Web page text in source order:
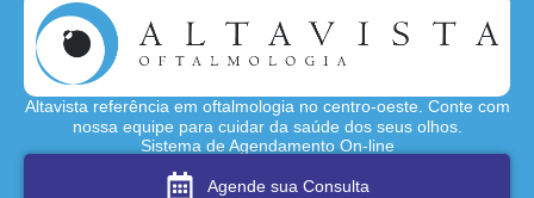
Altavista referência em oftalmologia no centro-oeste. Conte com
nossa equipe para cuidar da saúde dos seus olhos.
Sistema de Agendamento On-line
Agende sua Consulta